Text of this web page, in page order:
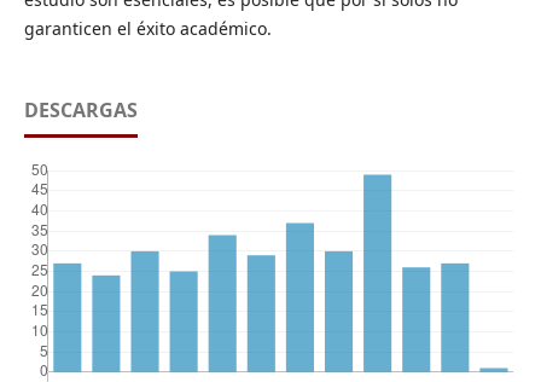
garanticen el éxito académico.
DESCARGAS